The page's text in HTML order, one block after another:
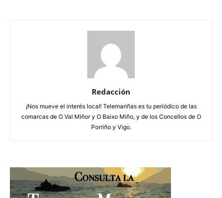
Redacción
¡Nos mueve el interés local! Telemariñas es tu periódico de las
comarcas de O Val Miñor y O Baixo Miño, y de los Concellos de O
Porriño y Vigo.